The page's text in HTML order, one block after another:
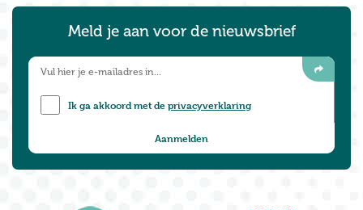
Meld je aan voor de nieuwsbrief
Ik ga akkoord met deprivacyverklaring